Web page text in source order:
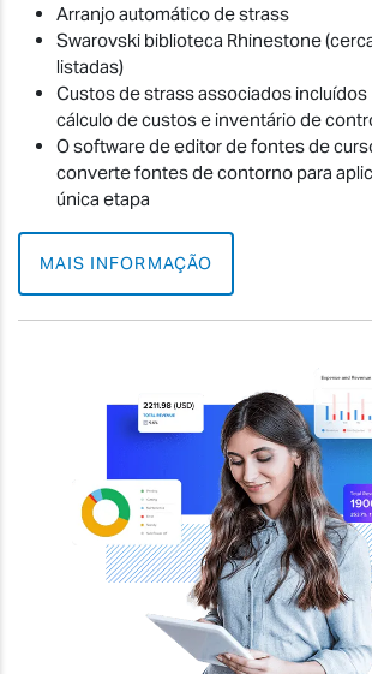
Arranjo automático de strass
Swarovski biblioteca Rhinestone
listadas)
Custos de strass associados incluídos
cálculo de custos e inventário de
O software de editor de fontes de
converte fontes de contorno para
única etapa
MAIS INFORMAÇÃO